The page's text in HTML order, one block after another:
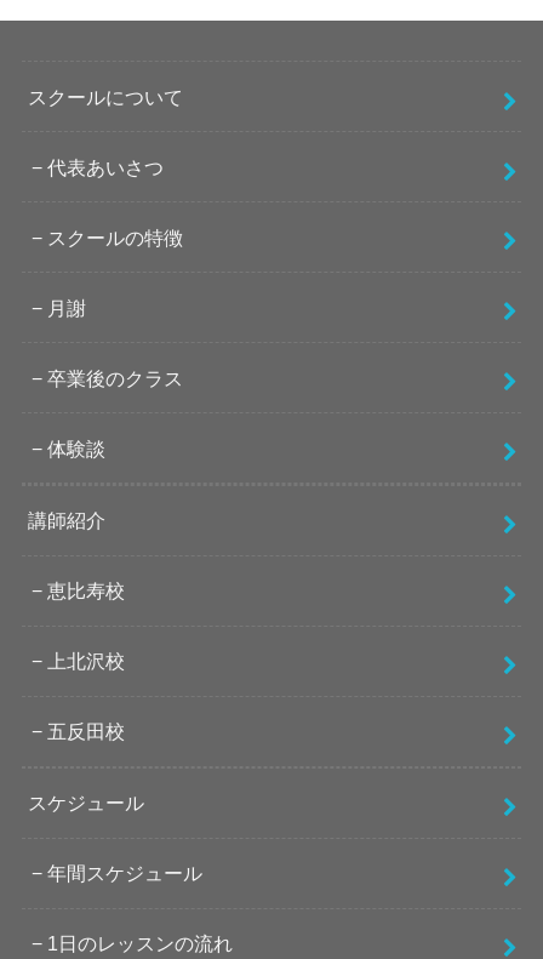
スクールについて
代表あいさつ
スクールの特徴
月謝
卒業後のクラス
体験談
講師紹介
恵比寿校
上北沢校
五反田校
スケジュール
年間スケジュール
1日のレッスンの流れ